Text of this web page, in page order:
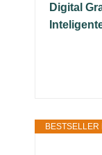
Digital
BESTSELLER